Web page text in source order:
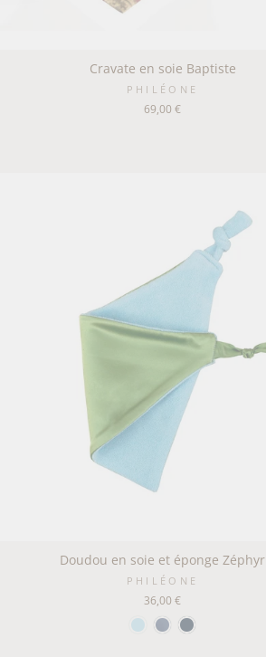
Cravate en soie Baptiste
PHILÉONE
69,00 €
Doudou en soie et éponge Zéphyr
PHILÉONE
36,00 €